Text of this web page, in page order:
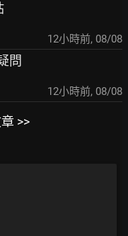
12小時前, 08/08
問
12小時前, 08/08
>>